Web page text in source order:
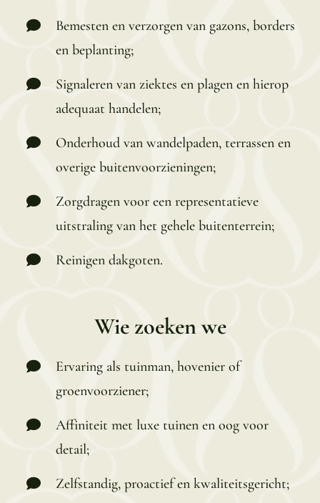
Bemesten en verzorgen van gazons, borders
en beplanting;
Signaleren van ziektes en plagen en hierop
adequaat handelen;
Onderhoud van wandelpaden, terrassen en
overige buitenvoorzieningen;
Zorgdragen voor een representatieve
uitstraling van het gehele buitenterrein;
Reinigen dakgoten.
Wie zoeken we
Ervaring als tuinman, hovenier of
groenvoorziener;
Affiniteit met luxe tuinen en oog voor
detail;
Zelfstandig, proactief en kwaliteitsgericht;